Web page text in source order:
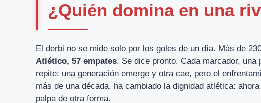
¿Quién domina en una
El derbi no se mide solo por los goles de un día. Más de
Atlético, 57 empates. Se dice pronto. Cada marcador,
repite: una generación emerge y otra cae, pero el
más de una década, ha cambiado la dignidad atlética:
palpa de otra forma.